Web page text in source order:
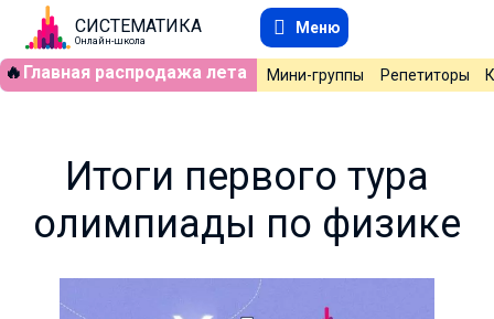
СИСТЕМАТИКА
Онлайн-школа
Меню
🔥 Главная распродажа лета Мини-группы Репетиторы
Итоги первого тура
олимпиады по физике